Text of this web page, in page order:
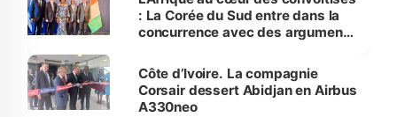
: La Corée du Sud entre dans la
concurrence avec des arguments
Côte d’Ivoire. La compagnie
Corsair dessert Abidjan en Airbus
A330neo